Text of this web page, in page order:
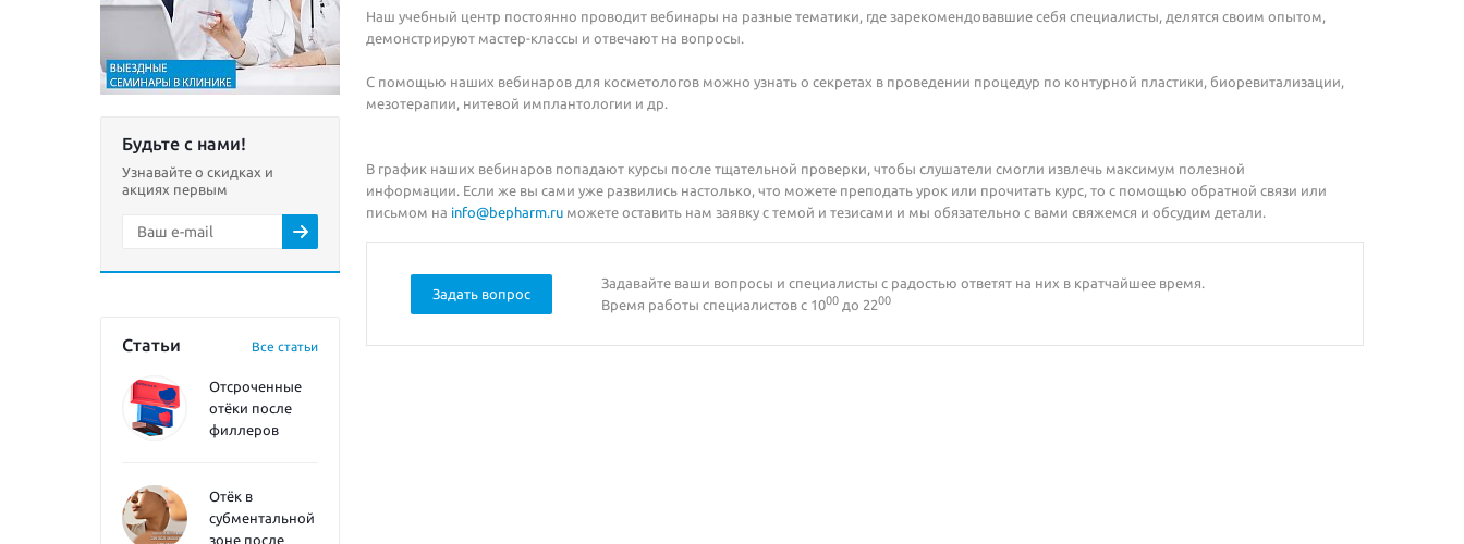
Будьте с нами!
Узнавайте о скидках и
акциях первым
Статьи Все статьи
Отсроченные
отёки после
филлеров
Отёк в
субментальной
зоне после
Наш учебный центр постоянно проводит вебинары на разные тематики, где зарекомендовавшие себя специалисты, делятся своим опытом,
демонстрируют мастер-классы и отвечают на вопросы.
С помощью наших вебинаров для косметологов можно узнать о секретах в проведении процедур по контурной пластики, биоревитализации,
мезотерапии, нитевой имплантологии и др.
В график наших вебинаров попадают курсы после тщательной проверки, чтобы слушатели смогли извлечь максимум полезной
информации. Если же вы сами уже развились настолько, что можете преподать урок или прочитать курс, то с помощью обратной связи или
письмом на info@bepharm.ru можете оставить нам заявку с темой и тезисами и мы обязательно с вами свяжемся и обсудим детали.
Задать вопрос
Задавайте ваши вопросы и специалисты с радостью ответят на них в кратчайшее время.
Время работы специалистов с 1000 до 2200